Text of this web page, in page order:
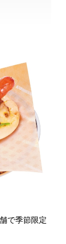
で季節限定